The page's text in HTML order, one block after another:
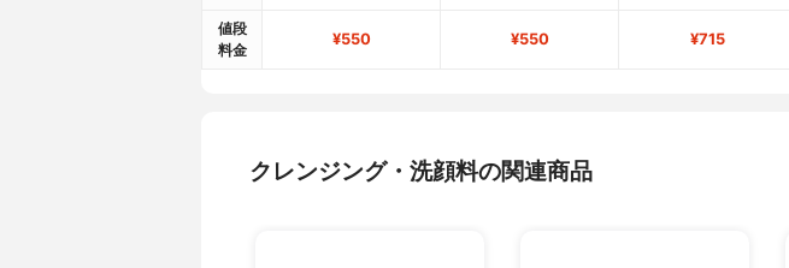
値段
料金
¥550 ¥550 ¥715
クレンジング・洗顔料の関連商品